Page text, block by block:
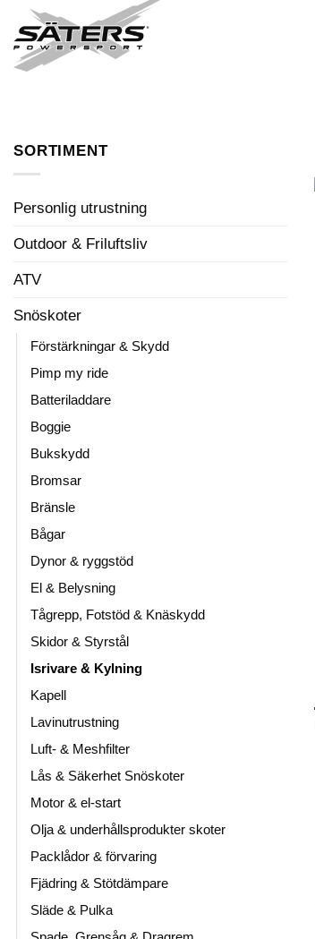
content
SORTIMENT
Personlig utrustning
Outdoor & Friluftsliv
ATV
Snöskoter
Förstärkningar & Skydd
Pimp my ride
Batteriladdare
Boggie
Bukskydd
Bromsar
Bränsle
Bågar
Dynor & ryggstöd
El & Belysning
Tågrepp, Fotstöd & Knäskydd
Skidor & Styrstål
Isrivare & Kylning
Kapell
Lavinutrustning
Luft- & Meshfilter
Lås & Säkerhet Snöskoter
Motor & el-start
Olja & underhållsprodukter skoter
Packlådor & förvaring
Fjädring & Stötdämpare
Släde & Pulka